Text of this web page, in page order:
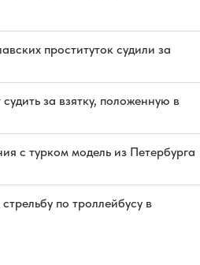
проституток судили за
за взятку, положенную в
с турком модель из Петербурга
по троллейбусу в